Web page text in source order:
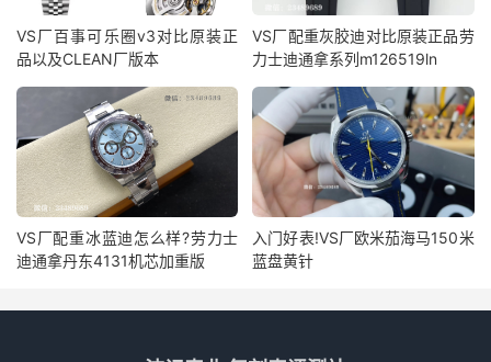
VS厂百事可乐圈v3对比原装正
品以及CLEAN厂版本
VS厂配重灰胶迪对比原装正品劳
力士迪通拿系列m126519ln
VS厂配重冰蓝迪怎么样?劳力士
迪通拿丹东4131机芯加重版
入门好表!VS厂欧米茄海马150米
蓝盘黄针